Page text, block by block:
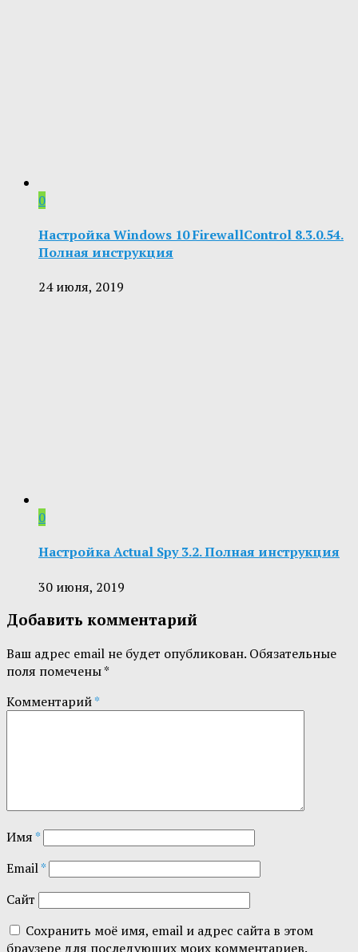
0
Настройка Windows 10 FirewallControl 8.3.0.54.
Полная инструкция
24 июля, 2019
0
Настройка Actual Spy 3.2. Полная инструкция
30 июня, 2019
Добавить комментарий
Ваш адрес email не будет опубликован. Обязательные
поля помечены*
Комментарий*
Имя*
Email*
Сайт
Сохранить моё имя, email и адрес сайта в этом
браузере для последующих моих комментариев.